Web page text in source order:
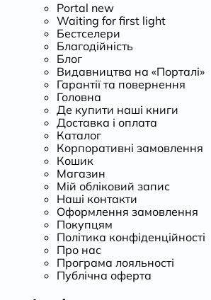
Portal new
Waiting for first light
Бестселери
Благодійність
Блог
Видавництва на «Порталі»
Гарантії та повернення
Головна
Де купити наші книги
Доставка і оплата
Каталог
Корпоративні замовлення
Кошик
Магазин
Мій обліковий запис
Наші контакти
Оформлення замовлення
Покупцям
Політика конфіденційності
Про нас
Програма лояльності
Публічна оферта